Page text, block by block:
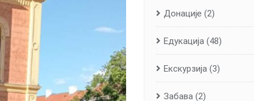
Донације (2)
Едукација (48)
Екскурзија (3)
Забава (2)